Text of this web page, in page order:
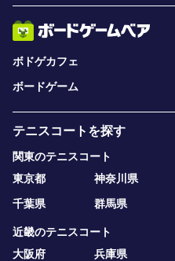
ボドゲカフェ
ボードゲーム
テニスコートを探す
関東のテニスコート
東京都
神奈川県
千葉県
群馬県
近畿のテニスコート
大阪府
兵庫県